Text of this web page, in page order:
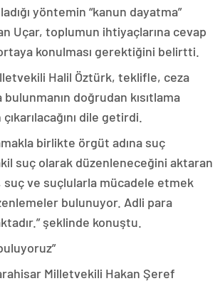
yöntemin “kanun dayatma”
Uçar, toplumun ihtiyaçlarına cevap
konulması gerektiğini belirtti.
Halil Öztürk, teklifle, ceza
doğrudan kısıtlama
dile getirdi.
birlikte örgüt adına suç
suç olarak düzenleneceğini aktaran
suç ve suçlularla mücadele etmek
bulunuyor. Adli para
şeklinde konuştu.
Milletvekili Hakan Şeref